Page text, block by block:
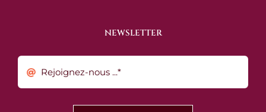
NEWSLETTER